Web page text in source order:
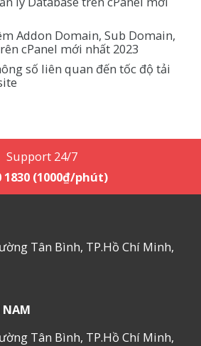
Addon Domain, Sub Domain,
cPanel mới nhất 2023
số liên quan đến tốc độ tải
Support 24/7
1830 (1000₫/phút)
Tân Bình, TP.Hồ Chí Minh,
NAM
Tân Bình, TP.Hồ Chí Minh,